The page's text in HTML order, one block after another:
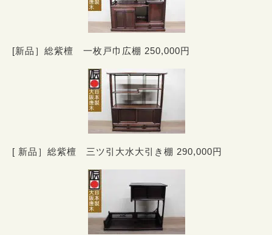
[新品］総紫檀 一枚戸巾広棚 250,000円
[ 新品］総紫檀 三ツ引大水大引き棚 290,000円